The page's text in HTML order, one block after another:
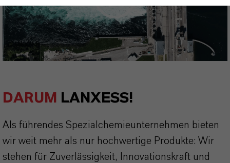
DARUM LANXESS!
Als führendes Spezialchemieunternehmen bieten
wir weit mehr als nur hochwertige Produkte: Wir
stehen für Zuverlässigkeit, Innovationskraft und